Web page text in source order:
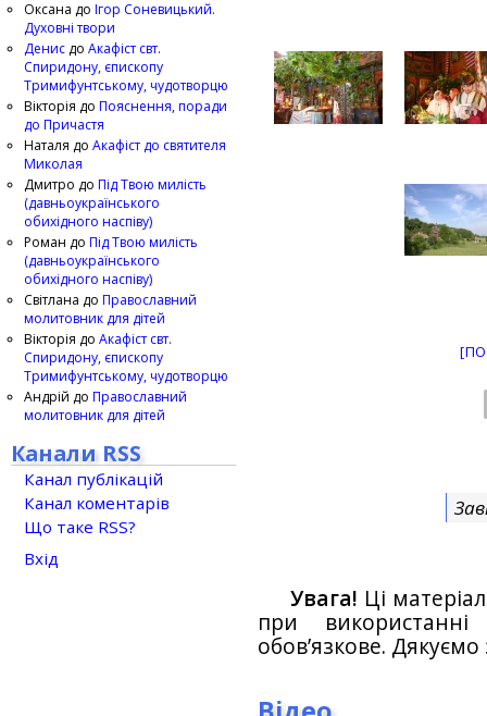
Увага! Ці
при
обов’язкове.
Оксана до Ігор Соневицький.
Духовні твори
Денис до Акафіст свт.
Спиридону, єпископу
Тримифунтському, чудотворцю
Вікторія до Пояснення, поради
до Причастя
Наталя до Акафіст до святителя
Миколая
Дмитро до Під Твою милість
(давньоукраїнського
обихідного наспіву)
Роман до Під Твою милість
(давньоукраїнського
обихідного наспіву)
Світлана до Православний
молитовник для дітей
Вікторія до Акафіст свт.
Спиридону, єпископу
Тримифунтському, чудотворцю
Андрій до Православний
молитовник для дітей
Канали RSS
Канал публікацій
Канал коментарів
Що таке RSS?
Вхід